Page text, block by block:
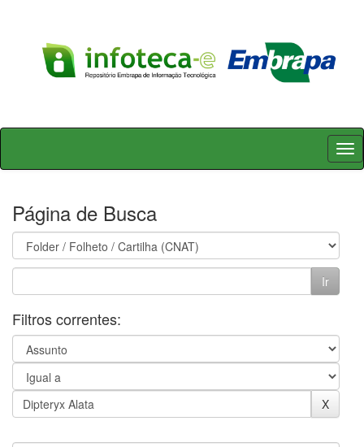
Skip
Página de Busca
Filtros correntes: